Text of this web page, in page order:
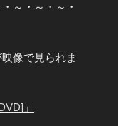
～・～・～・
像で見られま
」